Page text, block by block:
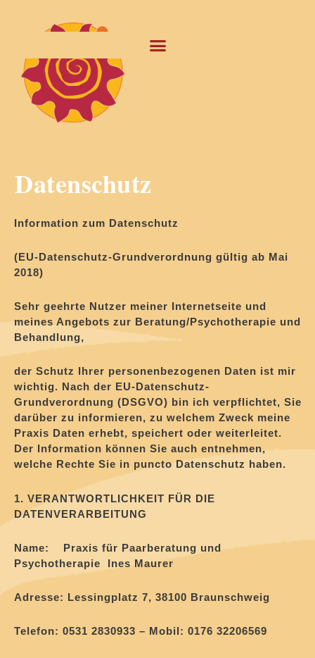
Datenschutz
Information zum Datenschutz
(EU-Datenschutz-Grundverordnung gültig ab Mai
2018)
Sehr geehrte Nutzer meiner Internetseite und
meines Angebots zur Beratung/Psychotherapie und
Behandlung,
der Schutz Ihrer personenbezogenen Daten ist mir
wichtig. Nach der EU-Datenschutz-
Grundverordnung (DSGVO) bin ich verpflichtet, Sie
darüber zu informieren, zu welchem Zweck meine
Praxis Daten erhebt, speichert oder weiterleitet.
Der Information können Sie auch entnehmen,
welche Rechte Sie in puncto Datenschutz haben.
1. VERANTWORTLICHKEIT FÜR DIE
DATENVERARBEITUNG
Name: Praxis für Paarberatung und
Psychotherapie Ines Maurer
Adresse: Lessingplatz 7, 38100 Braunschweig
Telefon: 0531 2830933 – Mobil: 0176 32206569